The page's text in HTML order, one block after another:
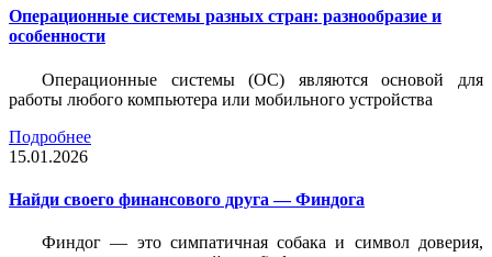
Операционные системы разных стран: разнообразие и
особенности
Операционные системы (ОС) являются основой для
работы любого компьютера или мобильного устройства
Подробнее
15.01.2026
Найди своего финансового друга — Финдога
Финдог — это симпатичная собака и символ доверия,